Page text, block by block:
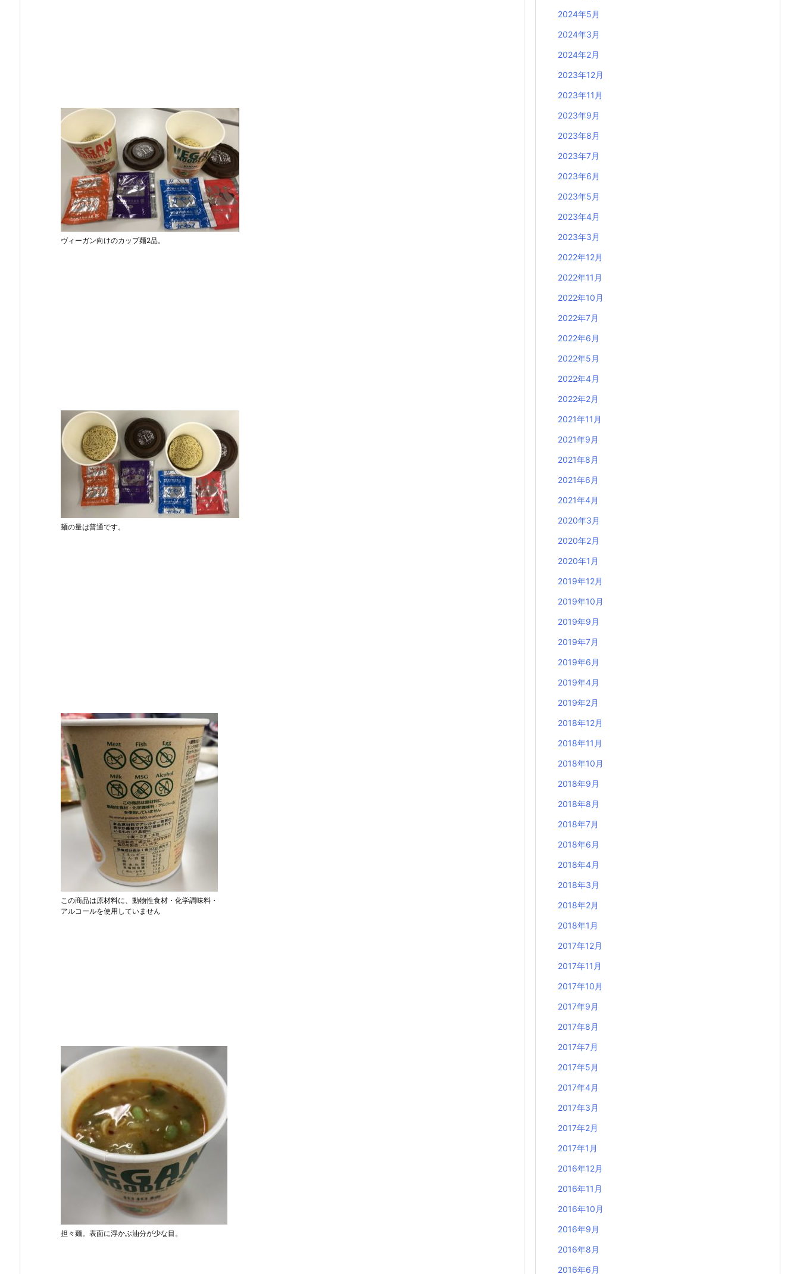
ヴィーガン向けのカップ麺2品。
麺の量は普通です。
この商品は原材料に、動物性食材・化学調味料・
アルコールを使用していません
担々麺。表面に浮かぶ油分が少な目。
2024年5月
2024年3月
2024年2月
2023年12月
2023年11月
2023年9月
2023年8月
2023年7月
2023年6月
2023年5月
2023年4月
2023年3月
2022年12月
2022年11月
2022年10月
2022年7月
2022年6月
2022年5月
2022年4月
2022年2月
2021年11月
2021年9月
2021年8月
2021年6月
2021年4月
2020年3月
2020年2月
2020年1月
2019年12月
2019年10月
2019年9月
2019年7月
2019年6月
2019年4月
2019年2月
2018年12月
2018年11月
2018年10月
2018年9月
2018年8月
2018年7月
2018年6月
2018年4月
2018年3月
2018年2月
2018年1月
2017年12月
2017年11月
2017年10月
2017年9月
2017年8月
2017年7月
2017年5月
2017年4月
2017年3月
2017年2月
2017年1月
2016年12月
2016年11月
2016年10月
2016年9月
2016年8月
2016年6月